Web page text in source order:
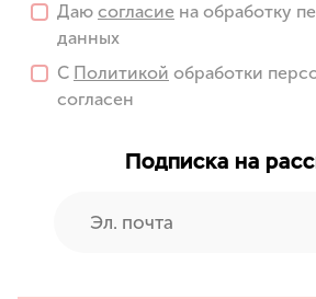
Даю согласие на обработку
данных
С Политикой обработки
согласен
Подписка на